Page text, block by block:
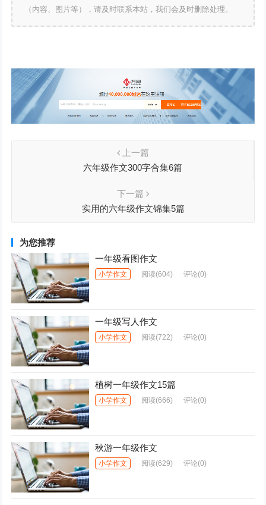
（内容、图片等），请及时联系本站，我们会及时删除处理。
上一篇
六年级作文300字合集6篇
下一篇
实用的六年级作文锦集5篇
为您推荐
一年级看图作文
小学作文 阅读(604) 评论(0)
一年级写人作文
小学作文 阅读(722) 评论(0)
植树一年级作文15篇
小学作文 阅读(666) 评论(0)
秋游一年级作文
小学作文 阅读(629) 评论(0)